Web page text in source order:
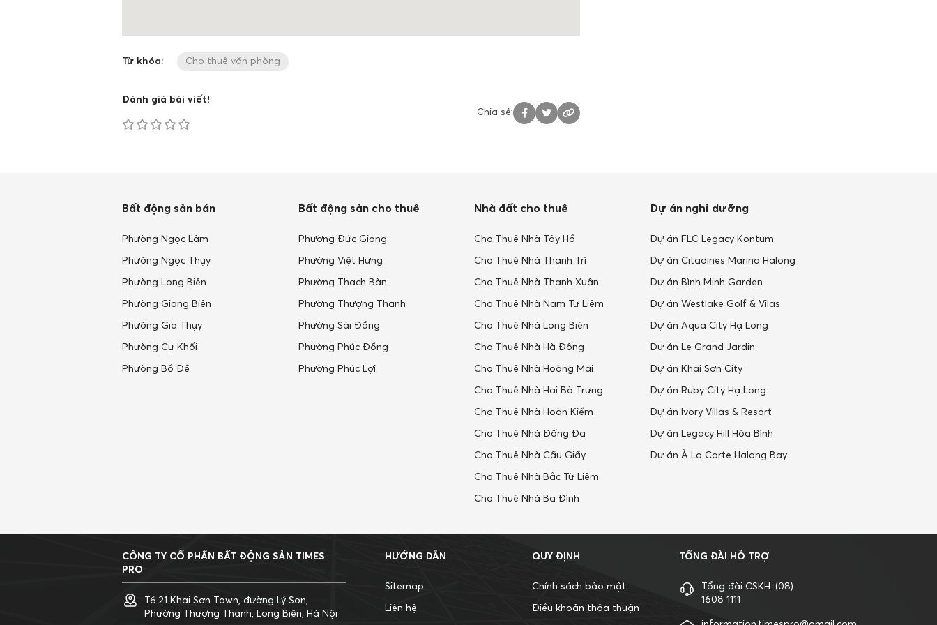
Từ khóa: Cho thuê văn phòng
Đánh giá bài viết!
Chia sẻ:
Bất động sản bán
Phường Ngọc Lâm
Phường Ngọc Thụy
Phường Long Biên
Phường Giang Biên
Phường Gia Thụy
Phường Cự Khối
Phường Bồ Đề
Bất động sản cho thuê
Phường Đức Giang
Phường Việt Hưng
Phường Thạch Bàn
Phường Thượng Thanh
Phường Sài Đồng
Phường Phúc Đồng
Phường Phúc Lợi
Nhà đất cho thuê
Cho Thuê Nhà Tây Hồ
Cho Thuê Nhà Thanh Trì
Cho Thuê Nhà Thanh Xuân
Cho Thuê Nhà Nam Tư Liêm
Cho Thuê Nhà Long Biên
Cho Thuê Nhà Hà Đông
Cho Thuê Nhà Hoàng Mai
Cho Thuê Nhà Hai Bà Trưng
Cho Thuê Nhà Hoàn Kiếm
Cho Thuê Nhà Đống Đa
Cho Thuê Nhà Cầu Giấy
Cho Thuê Nhà Bắc Từ Liêm
Cho Thuê Nhà Ba Đình
Dự án nghỉ dưỡng
Dự án FLC Legacy Kontum
Dự án Citadines Marina Halong
Dự án Bình Minh Garden
Dự án Westlake Golf & Vilas
Dự án Aqua City Hạ Long
Dự án Le Grand Jardin
Dự án Khai Sơn City
Dự án Ruby City Hạ Long
Dự án Ivory Villas & Resort
Dự án Legacy Hill Hòa Bình
Dự án À La Carte Halong Bay
CÔNG TY CỔ PHẦN BẤT ĐỘNG SẢN TIMES
PRO
T6.21 Khai Sơn Town, đường Lý Sơn,
Phường Thượng Thanh, Long Biên, Hà Nội
HƯỚNG DẪN
Sitemap
Liên hệ
QUY ĐỊNH
Chính sách bảo mật
Điều khoản thỏa thuận
TỔNG ĐÀI HỖ TRỢ
Tổng đài CSKH: (08)
1608 1111